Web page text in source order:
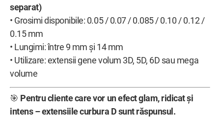
separat)
• Grosimi disponibile: 0.05 / 0.07 / 0.085 / 0.10 / 0.12 /
0.15 mm
• Lungimi: între 9 mm și 14 mm
• Utilizare: extensii gene volum 3D, 5D, 6D sau mega
volume
🎯 Pentru cliente care vor un efect glam, ridicat și
intens – extensiile curbura D sunt răspunsul.